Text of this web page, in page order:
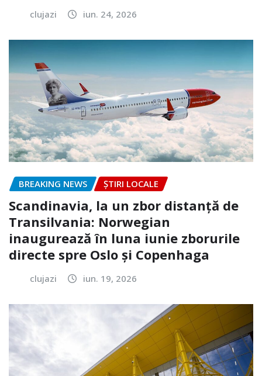
clujazi iun. 24, 2026
BREAKING NEWS ȘTIRI LOCALE
Scandinavia, la un zbor distanță de
Transilvania: Norwegian
inaugurează în luna iunie zborurile
directe spre Oslo și Copenhaga
clujazi iun. 19, 2026